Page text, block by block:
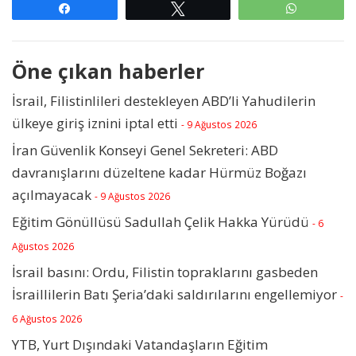
Öne çıkan haberler
İsrail, Filistinlileri destekleyen ABD’li Yahudilerin
ülkeye giriş iznini iptal etti - 9 Ağustos 2026
İran Güvenlik Konseyi Genel Sekreteri: ABD
davranışlarını düzeltene kadar Hürmüz Boğazı
açılmayacak - 9 Ağustos 2026
Eğitim Gönüllüsü Sadullah Çelik Hakka Yürüdü - 6
Ağustos 2026
İsrail basını: Ordu, Filistin topraklarını gasbeden
İsraillilerin Batı Şeria’daki saldırılarını engellemiyor -
6 Ağustos 2026
YTB, Yurt Dışındaki Vatandaşların Eğitim